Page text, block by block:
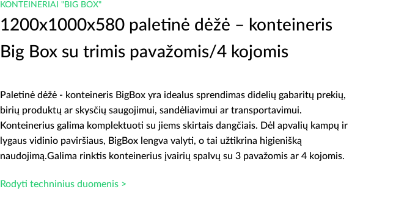
KONTEINERIAI "BIG BOX"
1200x1000x580 paletinė dėžė – konteineris
Big Box su trimis pavažomis/4 kojomis
Paletinė dėžė - konteineris BigBox yra idealus sprendimas didelių gabaritų prekių,
birių produktų ar skysčių saugojimui, sandėliavimui ar transportavimui.
Konteinerius galima komplektuoti su jiems skirtais dangčiais. Dėl apvalių kampų ir
lygaus vidinio paviršiaus, BigBox lengva valyti, o tai užtikrina higienišką
naudojimą.Galima rinktis konteinerius įvairių spalvų su 3 pavažomis ar 4 kojomis.
Rodyti techninius duomenis >